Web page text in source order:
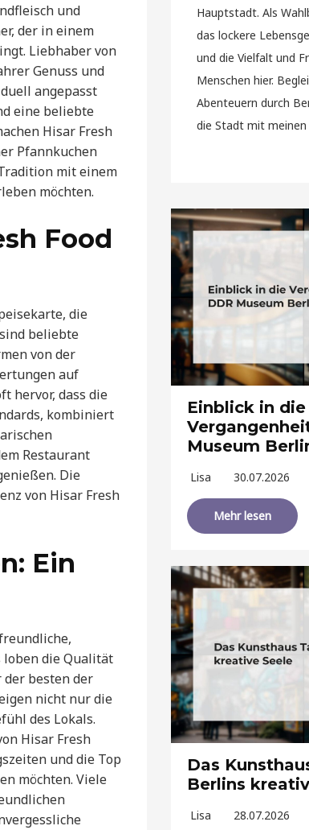
und
der in einem
Liebhaber von
Genuss und
angepasst
eine beliebte
Hisar Fresh
Pfannkuchen
mit einem
möchten.
Food
die
beliebte
von der
auf
hervor, dass die
kombiniert
Restaurant
Die
von Hisar Fresh
Ein
loben die Qualität
der besten der
nicht nur die
des Lokals.
Hisar Fresh
und die Top
möchten. Viele
Hauptstadt. Als
das lockere
und die Vielfalt und
Menschen hier.
Abenteuern durch
die Stadt mit meinen
Einblick in die
Museum
Lisa 30.07.2026
Mehr lesen
Das
Berlins
Lisa 28.07.2026